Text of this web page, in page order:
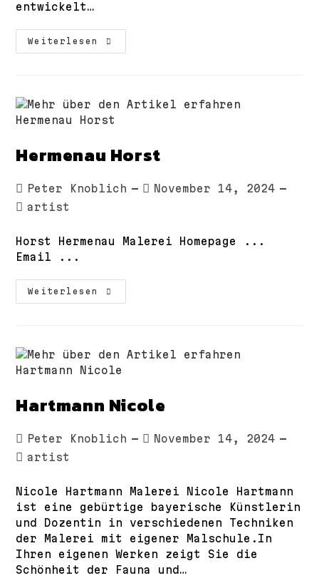
entwickelt…
Weiterlesen
Hügelmeyer
Ursula
Hermenau Horst
Beitrags-
Autor:
Peter Knoblich
Beitrag
November 14, 2024
Beitrags-
artist
Horst Hermenau Malerei Homepage ...
Email ...
Weiterlesen
Hermenau
Horst
Hartmann Nicole
Beitrags-
Autor:
Peter Knoblich
Beitrag
November 14, 2024
Beitrags-
artist
Nicole Hartmann Malerei Nicole Hartmann
ist eine gebürtige bayerische Künstlerin
und Dozentin in verschiedenen Techniken
der Malerei mit eigener Malschule.In
Ihren eigenen Werken zeigt Sie die
Schönheit der Fauna und…